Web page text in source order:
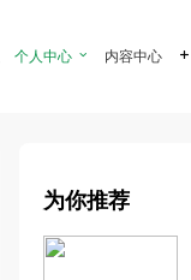
个人中心  内容中心 
为你推荐